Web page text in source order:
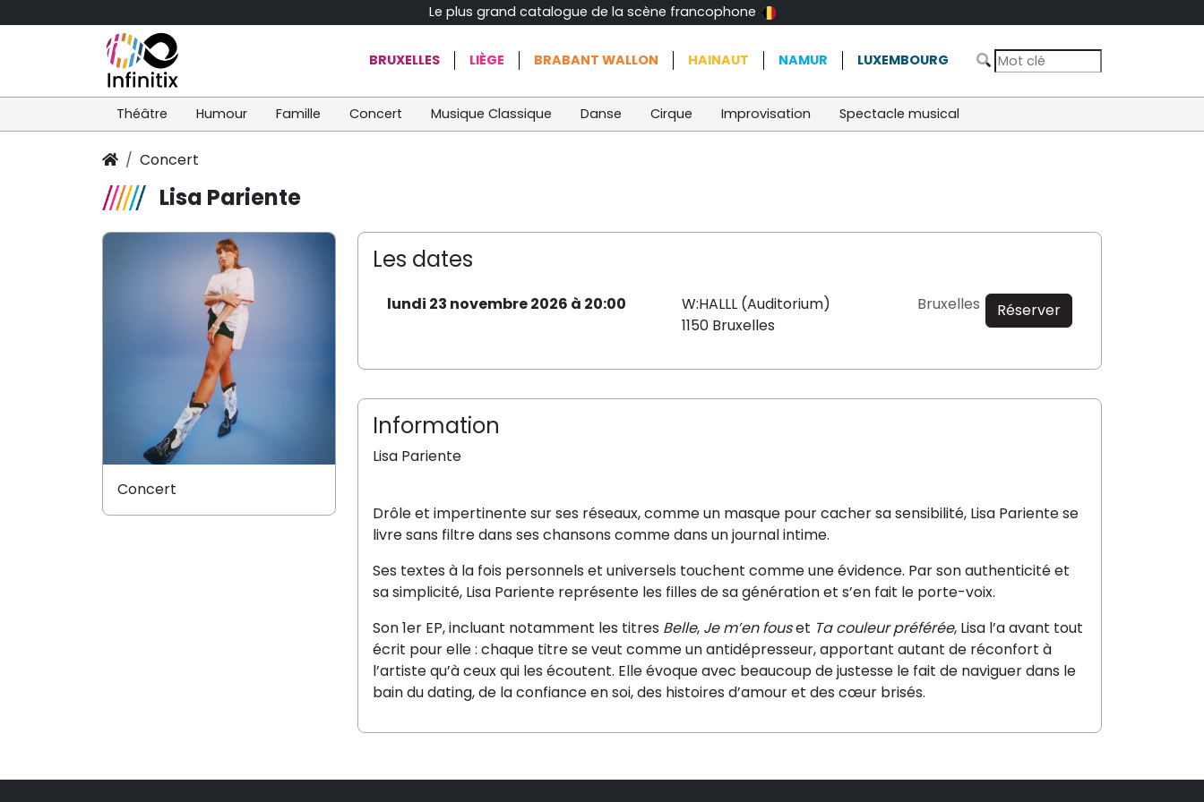
Le plus grand catalogue de la scène francophone
BRUXELLES LIÈGE BRABANT WALLON HAINAUT NAMUR LUXEMBOURG
Théâtre Humour Famille Concert Musique Classique Danse Cirque Improvisation Spectacle musical
Concert
Lisa Pariente
Les dates
lundi 23 novembre 2026 à 20:00
W:HALLL (Auditorium)
1150 Bruxelles
Bruxelles Réserver
Information
Lisa Pariente
Drôle et impertinente sur ses réseaux, comme un masque pour cacher sa sensibilité, Lisa Pariente se
livre sans filtre dans ses chansons comme dans un journal intime.
Ses textes à la fois personnels et universels touchent comme une évidence. Par son authenticité et
sa simplicité, Lisa Pariente représente les filles de sa génération et s’en fait le porte-voix.
Son 1er EP, incluant notamment les titres Belle, Je m’en fouset Ta couleur préférée, Lisa l’a avant tout
écrit pour elle : chaque titre se veut comme un antidépresseur, apportant autant de réconfort à
l’artiste qu’à ceux qui les écoutent. Elle évoque avec beaucoup de justesse le fait de naviguer dans le
bain du dating, de la confiance en soi, des histoires d’amour et des cœur brisés.
Concert